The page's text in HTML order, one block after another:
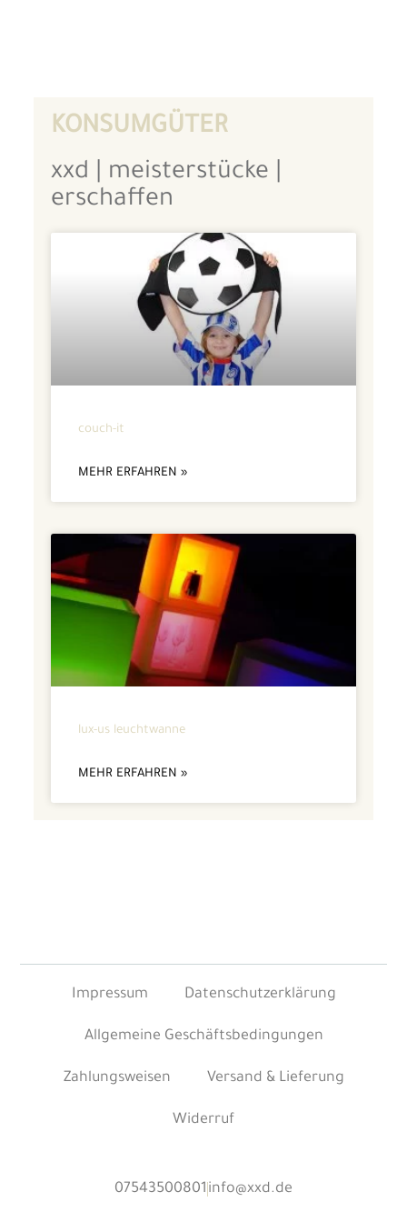
KONSUMGÜTER
xxd | meisterstücke |
erschaffen
couch-it
MEHR ERFAHREN »
lux-us leuchtwanne
MEHR ERFAHREN »
Impressum Datenschutzerklärung
Allgemeine Geschäftsbedingungen
Zahlungsweisen Versand & Lieferung
Widerruf
07543500801 info@xxd.de